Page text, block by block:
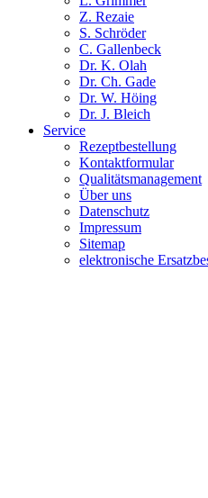
Z. Rezaie
S. Schröder
C. Gallenbeck
Dr. K. Olah
Dr. Ch. Gade
Dr. W. Höing
Dr. J. Bleich
Service
Rezeptbestellung
Kontaktformular
Qualitätsmanagement
Über uns
Datenschutz
Impressum
Sitemap
elektronische